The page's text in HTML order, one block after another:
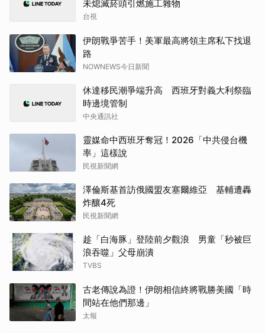
未熄滅菸頭引燃施工雜物
台視
伊朗戰爭苦手！美軍最高將領主席私下找退
路
NOWNEWS今日新聞
休達移民潮爭端升高 西班牙對義大利祭臨
時邊境管制
中央通訊社
靈媒命中西班牙奪冠！2026「中共侵台機
率」這樣說
民視新聞網
澤倫斯基首訪俄國盟友塞爾維亞 基輔遭轟
炸釀4死
民視新聞網
趁「白海豚」登陸前夕觀浪 男童「秒被巨
浪吞噬」父母崩潰
TVBS
古老傳說為證！伊朗相信終將戰勝美國「時
間站在他們那邊」
太報